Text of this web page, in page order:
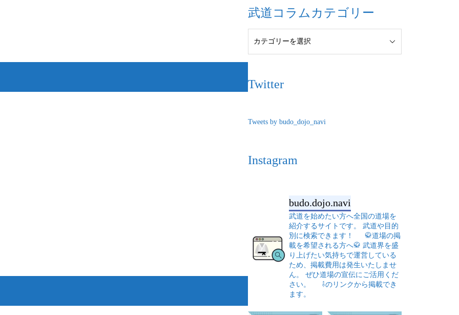
武道コラムカテゴリー
Twitter
Tweets by budo_dojo_navi
Instagram
budo.dojo.navi
武道を始めたい方へ全国の道場を
紹介するサイトです。
武道や目的
別に検索できます！
🥋道場の掲
載を希望される方へ🥋 武道界を盛
り上げたい気持ちで運営している
ため、掲載費用は発生いたしませ
ん。
ぜひ道場の宣伝にご活用くだ
さい。
⇩のリンクから掲載でき
ます。